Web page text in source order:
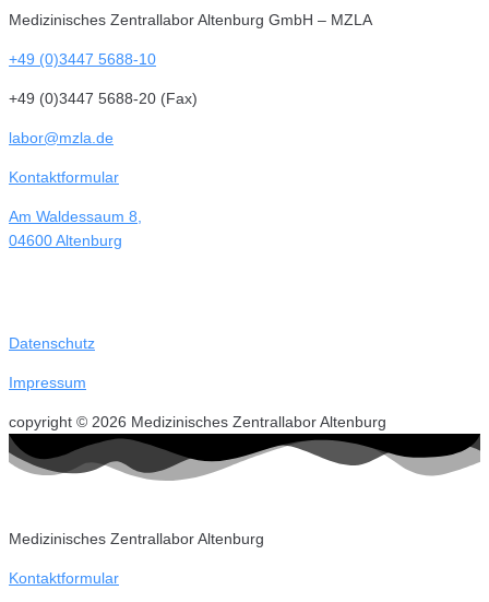
Medizinisches Zentrallabor Altenburg GmbH – MZLA
+49 (0)3447 5688-10
+49 (0)3447 5688-20 (Fax)
labor@mzla.de
Kontaktformular
Am Waldessaum 8,
04600 Altenburg
Datenschutz
Impressum
copyright © 2026 Medizinisches Zentrallabor Altenburg
Medizinisches Zentrallabor Altenburg
Kontaktformular